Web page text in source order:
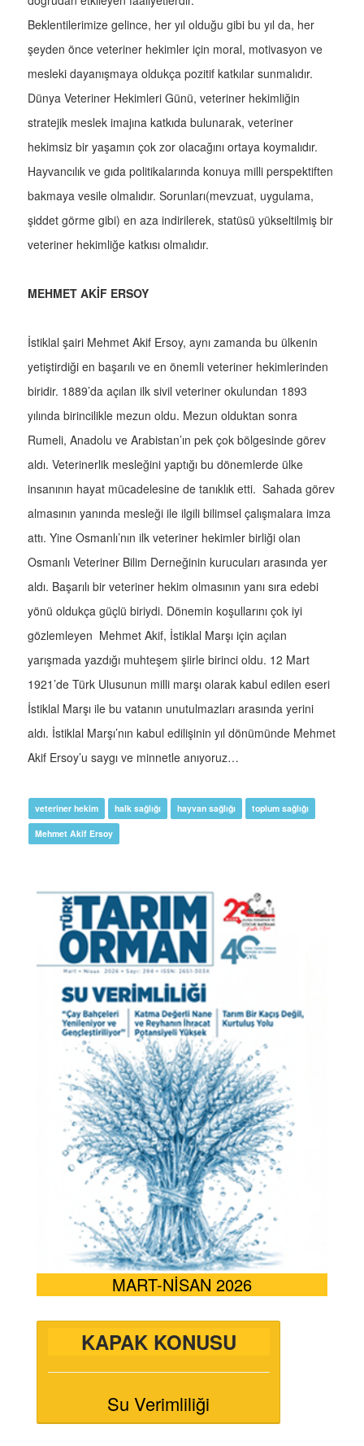
Beklentilerimize gelince, her yıl olduğu gibi bu yıl da, her
şeyden önce veteriner hekimler için moral, motivasyon ve
mesleki dayanışmaya oldukça pozitif katkılar sunmalıdır.
Dünya Veteriner Hekimleri Günü, veteriner hekimliğin
stratejik meslek imajına katkıda bulunarak, veteriner
hekimsiz bir yaşamın çok zor olacağını ortaya koymalıdır.
Hayvancılık ve gıda politikalarında konuya milli perspektiften
bakmaya vesile olmalıdır. Sorunları(mevzuat, uygulama,
şiddet görme gibi) en aza indirilerek, statüsü yükseltilmiş bir
veteriner hekimliğe katkısı olmalıdır.
MEHMET AKİF ERSOY
İstiklal şairi Mehmet Akif Ersoy, aynı zamanda bu ülkenin
yetiştirdiği en başarılı ve en önemli veteriner hekimlerinden
biridir. 1889’da açılan ilk sivil veteriner okulundan 1893
yılında birincilikle mezun oldu. Mezun olduktan sonra
Rumeli, Anadolu ve Arabistan’ın pek çok bölgesinde görev
aldı. Veterinerlik mesleğini yaptığı bu dönemlerde ülke
insanının hayat mücadelesine de tanıklık etti. Sahada görev
almasının yanında mesleği ile ilgili bilimsel çalışmalara imza
attı. Yine Osmanlı’nın ilk veteriner hekimler birliği olan
Osmanlı Veteriner Bilim Derneğinin kurucuları arasında yer
aldı. Başarılı bir veteriner hekim olmasının yanı sıra edebi
yönü oldukça güçlü biriydi. Dönemin koşullarını çok iyi
gözlemleyen Mehmet Akif, İstiklal Marşı için açılan
yarışmada yazdığı muhteşem şiirle birinci oldu. 12 Mart
1921’de Türk Ulusunun milli marşı olarak kabul edilen eseri
İstiklal Marşı ile bu vatanın unutulmazları arasında yerini
aldı. İstiklal Marşı’nın kabul edilişinin yıl dönümünde Mehmet
Akif Ersoy’u saygı ve minnetle anıyoruz…
veteriner hekim halk sağlığı hayvan sağlığı toplum sağlığı
Mehmet Akif Ersoy
MART-NİSAN 2026
KAPAK KONUSU
Su Verimliliği